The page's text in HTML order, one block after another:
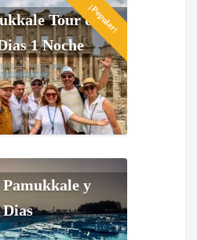
¡Popular!
Tour de
1 Noche
Pamukkale y